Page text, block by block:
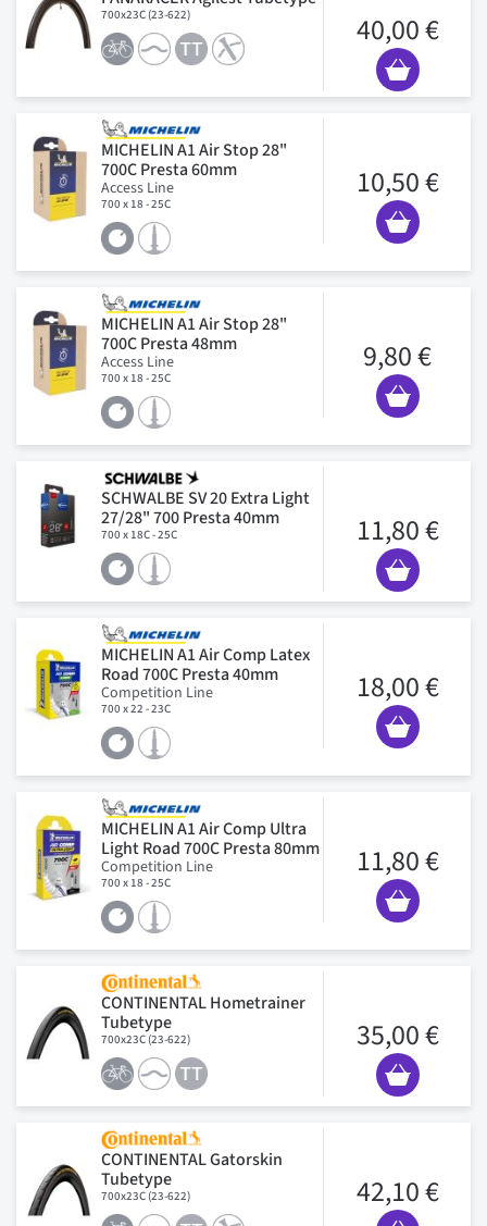
700x23C (23-622) 40,00 €
MICHELIN A1 Air Stop 28"
700C Presta 60mm
Access Line
700 x 18 - 25C
10,50 €
MICHELIN A1 Air Stop 28"
700C Presta 48mm
Access Line
700 x 18 - 25C
9,80 €
SCHWALBE SV 20 Extra Light
27/28" 700 Presta 40mm
700 x 18C - 25C 11,80 €
MICHELIN A1 Air Comp Latex
Road 700C Presta 40mm
Competition Line
700 x 22 - 23C
18,00 €
MICHELIN A1 Air Comp Ultra
Light Road 700C Presta 80mm
Competition Line
700 x 18 - 25C
11,80 €
CONTINENTAL Hometrainer
Tubetype
700x23C (23-622) 35,00 €
CONTINENTAL Gatorskin
Tubetype
700x23C (23-622) 42,10 €